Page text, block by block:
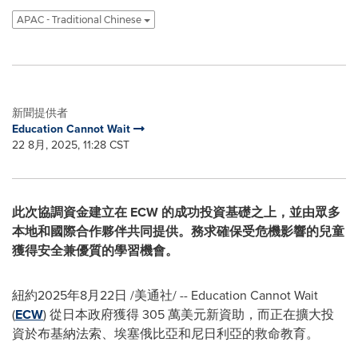
APAC - Traditional Chinese
新聞提供者
Education Cannot Wait
22 8月, 2025, 11:28 CST
此次協調資金建立在 ECW 的成功投資基礎之上，並由眾多
本地和國際合作夥伴共同提供。務求確保受危機影響的兒童
獲得安全兼優質的學習機會。
紐約2025年8月22日 /美通社/ -- Education Cannot Wait
(ECW) 從日本政府獲得 305 萬美元新資助，而正在擴大投
資於布基納法索、埃塞俄比亞和尼日利亞的救命教育。